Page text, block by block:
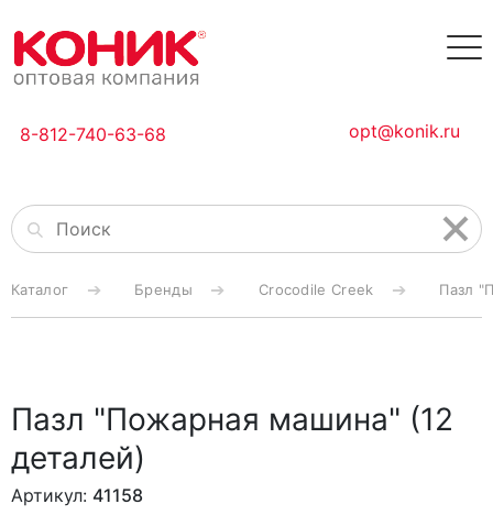
8-812-740-63-68 opt@konik.ru
Каталог Бренды Crocodile Creek Пазл
Пазл "Пожарная машина" (12
деталей)
Артикул: 41158